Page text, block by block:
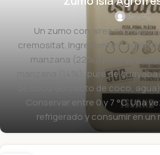
dev
Un zumo con aires exóticos
cremositat. Ingredientes: zumo
manzana (22%), puré de
manzana (14%), puré de
de coco (extracto de coco, agua)
Conservar entre 0 y 7 °C. Una
refrigerado y consumir en un